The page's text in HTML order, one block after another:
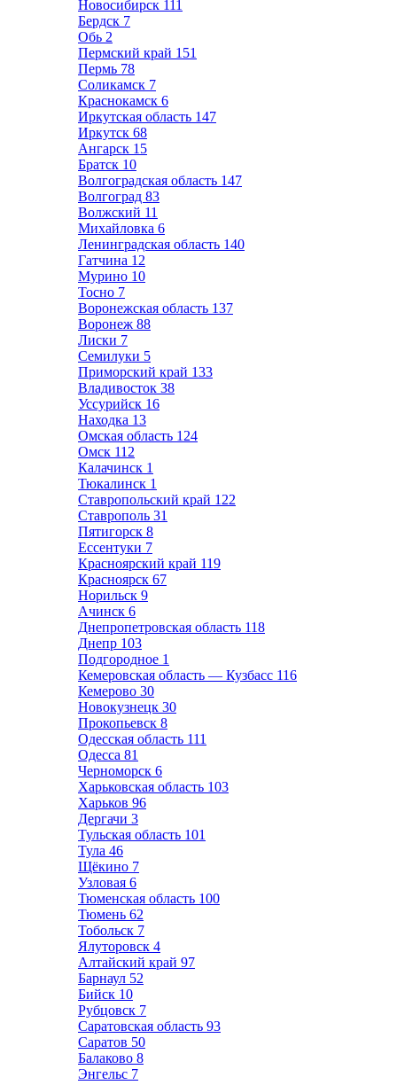
Новосибирск 111
Бердск 7
Обь 2
Пермский край 151
Пермь 78
Соликамск 7
Краснокамск 6
Иркутская область 147
Иркутск 68
Ангарск 15
Братск 10
Волгоградская область 147
Волгоград 83
Волжский 11
Михайловка 6
Ленинградская область 140
Гатчина 12
Мурино 10
Тосно 7
Воронежская область 137
Воронеж 88
Лиски 7
Семилуки 5
Приморский край 133
Владивосток 38
Уссурийск 16
Находка 13
Омская область 124
Омск 112
Калачинск 1
Тюкалинск 1
Ставропольский край 122
Ставрополь 31
Пятигорск 8
Ессентуки 7
Красноярский край 119
Красноярск 67
Норильск 9
Ачинск 6
Днепропетровская область 118
Днепр 103
Подгородное 1
Кемеровская область — Кузбасс 116
Кемерово 30
Новокузнецк 30
Прокопьевск 8
Одесская область 111
Одесса 81
Черноморск 6
Харьковская область 103
Харьков 96
Дергачи 3
Тульская область 101
Тула 46
Щёкино 7
Узловая 6
Тюменская область 100
Тюмень 62
Тобольск 7
Ялуторовск 4
Алтайский край 97
Барнаул 52
Бийск 10
Рубцовск 7
Саратовская область 93
Саратов 50
Балаково 8
Энгельс 7